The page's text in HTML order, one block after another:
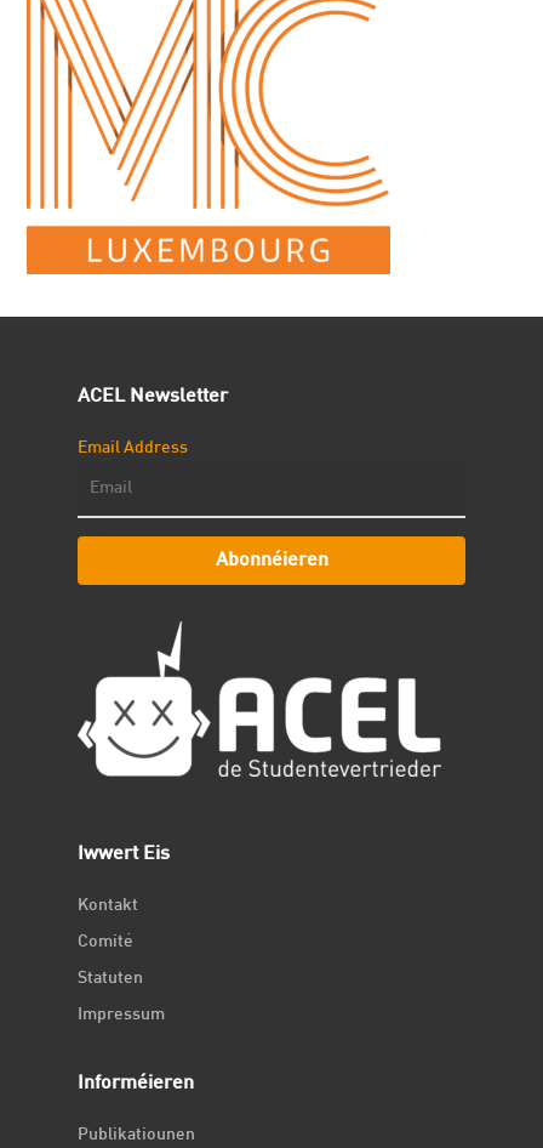
ACEL Newsletter
Email Address
Abonnéieren
Iwwert Eis
Kontakt
Comité
Statuten
Impressum
Informéieren
Publikatiounen